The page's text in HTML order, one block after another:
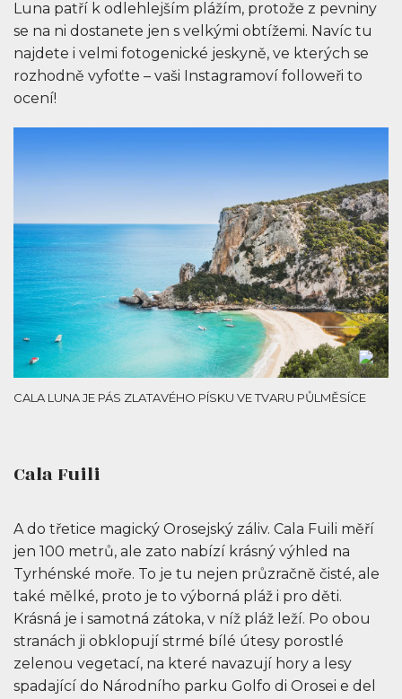
Luna patří k odlehlejším plážím, protože z pevniny
se na ni dostanete jen s velkými obtížemi. Navíc tu
najdete i velmi fotogenické jeskyně, ve kterých se
rozhodně vyfoťte – vaši Instagramoví followeři to
ocení!
CALA LUNA JE PÁS ZLATAVÉHO PÍSKU VE TVARU PŮLMĚSÍCE
Cala Fuili
A do třetice magický Orosejský záliv. Cala Fuili měří
jen 100 metrů, ale zato nabízí krásný výhled na
Tyrhénské moře. To je tu nejen průzračně čisté, ale
také mělké, proto je to výborná pláž i pro děti.
Krásná je i samotná zátoka, v níž pláž leží. Po obou
stranách ji obklopují strmé bílé útesy porostlé
zelenou vegetací, na které navazují hory a lesy
spadající do Národního parku Golfo di Orosei e del